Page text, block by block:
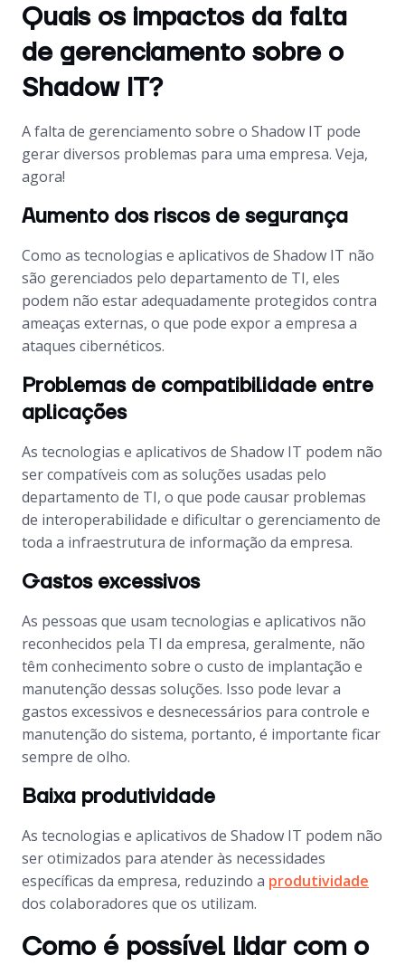
Quais os impactos da falta
de gerenciamento sobre o
Shadow IT?
A falta de gerenciamento sobre o Shadow IT pode
gerar diversos problemas para uma empresa. Veja,
agora!
Aumento dos riscos de segurança
Como as tecnologias e aplicativos de Shadow IT não
são gerenciados pelo departamento de TI, eles
podem não estar adequadamente protegidos contra
ameaças externas, o que pode expor a empresa a
ataques cibernéticos.
Problemas de compatibilidade entre
aplicações
As tecnologias e aplicativos de Shadow IT podem não
ser compatíveis com as soluções usadas pelo
departamento de TI, o que pode causar problemas
de interoperabilidade e dificultar o gerenciamento de
toda a infraestrutura de informação da empresa.
Gastos excessivos
As pessoas que usam tecnologias e aplicativos não
reconhecidos pela TI da empresa, geralmente, não
têm conhecimento sobre o custo de implantação e
manutenção dessas soluções. Isso pode levar a
gastos excessivos e desnecessários para controle e
manutenção do sistema, portanto, é importante ficar
sempre de olho.
Baixa produtividade
As tecnologias e aplicativos de Shadow IT podem não
ser otimizados para atender às necessidades
específicas da empresa, reduzindo a produtividade
dos colaboradores que os utilizam.
Como é possível lidar com o